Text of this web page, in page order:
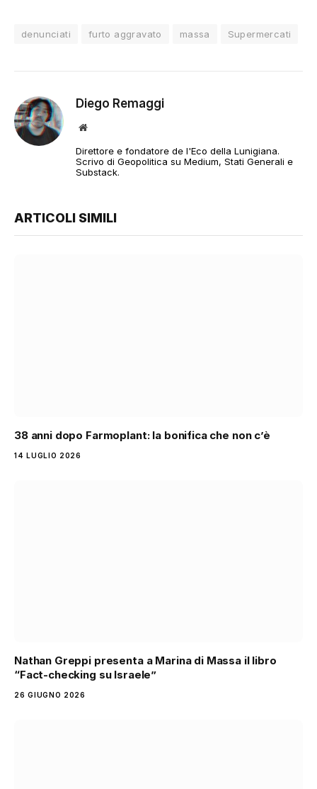
denunciati furto aggravato massa Supermercati
Diego Remaggi
Sito
Direttore e fondatore de l'Eco della Lunigiana.
Scrivo di Geopolitica su Medium, Stati Generali e
Substack.
ARTICOLI SIMILI
38 anni dopo Farmoplant: la bonifica che non c’è
14 LUGLIO 2026
Nathan Greppi presenta a Marina di Massa il libro
“Fact-checking su Israele”
26 GIUGNO 2026